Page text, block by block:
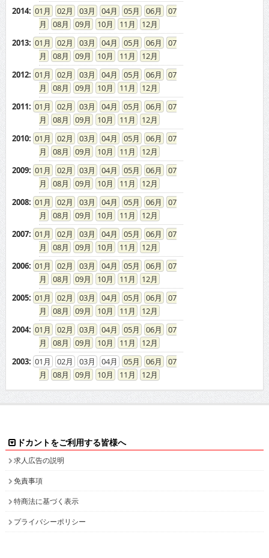
2014: 01 02 03 04 05 06
07
08
09 10 11
12
2013: 01 02 03 04 05 06
07
08
09 10 11
12
2012: 01 02 03 04 05 06
07
08
09 10 11
12
2011: 01 02 03 04 05 06
07
08
09 10 11
12
2010: 01 02 03 04 05 06
07
08
09 10 11
12
2009: 01 02 03 04 05 06
07
08
09 10 11
12
2008: 01 02 03 04 05 06
07
08
09 10 11
12
2007: 01 02 03 04 05 06
07
08
09 10 11
12
2006: 01 02 03 04 05 06
07
08
09 10 11
12
2005: 01 02 03 04 05 06
07
08
09 10 11
12
2004: 01 02 03 04 05 06
07
08
09 10 11
12
2003: 01 02 03 04 05 06
07
08
09 10 11 12
ドカントをご利用する皆様へ
求人広告の説明
免責事項
特商法に基づく表示
プライバシーポリシー